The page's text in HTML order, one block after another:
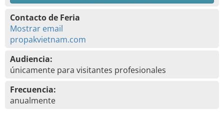
Contacto de Feria
Mostrar email
propakvietnam.com
Audiencia:
únicamente para visitantes profesionales
Frecuencia:
anualmente